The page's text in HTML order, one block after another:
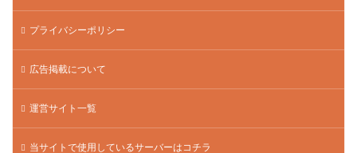
プライバシーポリシー
広告掲載について
運営サイト一覧
当サイトで使用しているサーバーはコチラ